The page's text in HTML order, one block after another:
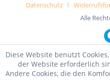
Datenschutz
Alle
Diese Website benutzt
der Website erforderlich
Andere Cookies, die den